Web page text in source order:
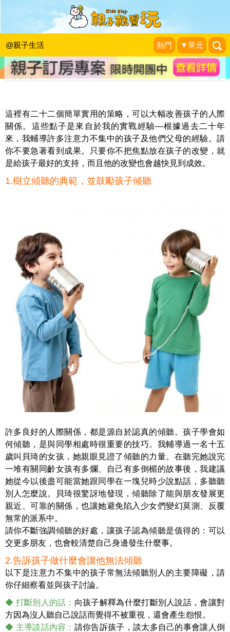
@親子生活 熱門 ▼單元
《10天內,培養專注力小孩》面對注意
力不集中，讓孩子與同學和平相處的方
法
新手父母| 2015-04-12
這裡有二十二個簡單實用的策略，可以大幅改善孩子的人際
關係。這些點子是來自於我的實戰經驗—根據過去二十年
來，我輔導許多注意力不集中的孩子及他們父母的經驗。請
你不要急著看到成果。只要你不把焦點放在孩子的改變，就
是給孩子最好的支持，而且他的改變也會越快見到成效。
1.樹立傾聽的典範，並鼓勵孩子傾聽
許多良好的人際關係，都是源自於認真的傾聽。孩子學會如
何傾聽，是與同學相處時很重要的技巧。我輔導過一名十五
歲叫貝琦的女孩，她親眼見證了傾聽的力量。在聽完她說完
一堆有關同齡女孩有多爛、自己有多倒楣的故事後，我建議
她從今以後盡可能當她跟同學在一塊兒時少說點話，多聽聽
別人怎麼說。貝琦很驚訝地發現，傾聽除了能與朋友發展更
親近、可靠的關係，也讓她避免陷入少女們變幻莫測、反覆
無常的派系中。
請你不斷強調傾聽的好處，讓孩子認為傾聽是值得的：可以
交更多朋友，也會較清楚自己身邊發生什麼事。
2.告訴孩子做什麼會讓他無法傾聽
以下是注意力不集中的孩子常無法傾聽別人的主要障礙，請
你仔細察看並與孩子討論。
◆ 打斷別人的話： 向孩子解釋為什麼打斷別人說話，會讓對
方因為沒人聽自己說話而覺得不被重視，還會產生怨恨。
◆ 主導談話內容： 請你告訴孩子，談太多自己的事會讓人倒